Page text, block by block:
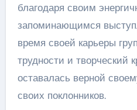
благодаря своим
запоминающимся
время своей карьеры
трудности и творческий
оставалась верной
своих поклонников.